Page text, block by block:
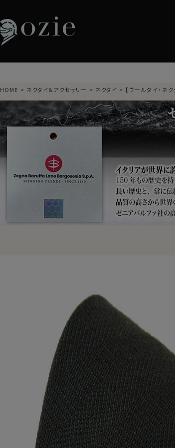
HOME ネクタイ＆アクセサリー ネクタイ 【ウールタイ・ネ